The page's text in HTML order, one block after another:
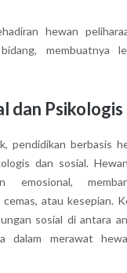
hewan
membuatnya
dan Psikologis
pendidikan berbasis
dan sosial.
emosional,
atau kesepian.
sosial di antara
dalam merawat